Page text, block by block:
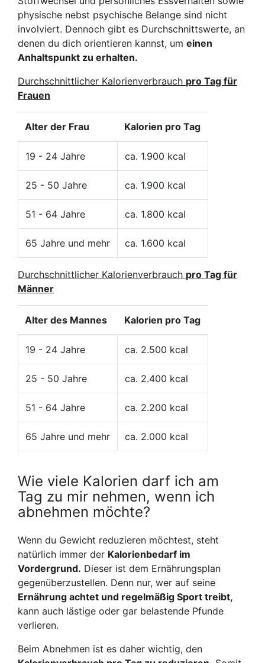
physische nebst psychische Belange sind nicht
involviert. Dennoch gibt es Durchschnittswerte, an
denen du dich orientieren kannst, um einen
Anhaltspunkt zu erhalten.
Durchschnittlicher Kalorienverbrauch pro Tag für
Frauen
Alter der Frau Kalorien pro Tag
19 - 24 Jahre ca. 1.900 kcal
25 - 50 Jahre ca. 1.900 kcal
51 - 64 Jahre ca. 1.800 kcal
65 Jahre und mehr ca. 1.600 kcal
Durchschnittlicher Kalorienverbrauch pro Tag für
Männer
Alter des Mannes Kalorien pro Tag
19 - 24 Jahre ca. 2.500 kcal
25 - 50 Jahre ca. 2.400 kcal
51 - 64 Jahre ca. 2.200 kcal
65 Jahre und mehr ca. 2.000 kcal
Wie viele Kalorien darf ich am
Tag zu mir nehmen, wenn ich
abnehmen möchte?
Wenn du Gewicht reduzieren möchtest, steht
natürlich immer der Kalorienbedarf im
Vordergrund. Dieser ist dem Ernährungsplan
gegenüberzustellen. Denn nur, wer auf seine
Ernährung achtet und regelmäßig Sport treibt,
kann auch lästige oder gar belastende Pfunde
verlieren.
Beim Abnehmen ist es daher wichtig, den